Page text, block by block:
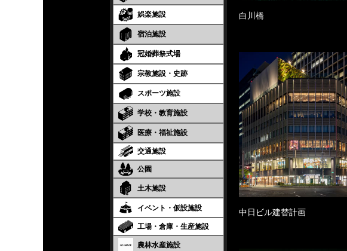
娯楽施設
宿泊施設
冠婚葬祭式場
宗教施設・史跡
スポーツ施設
学校・教育施設
医療・福祉施設
交通施設
公園
土木施設
イベント・仮設施設
工場・倉庫・生産施設
農林水産施設
白川橋
中日ビル建替計画